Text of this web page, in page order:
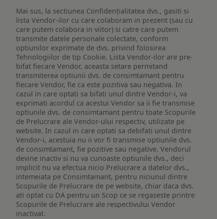
Mai sus, la sectiunea Confidențialitatea dvs., gasiti si
lista Vendor-ilor cu care colaboram in prezent (sau cu
care putem colabora in viitor) si catre care putem
transmite datele personale colectate, conform
optiunilor exprimate de dvs. privind folosirea
Tehnologiilor de tip Cookie. Lista Vendor-ilor are pre-
bifat fiecare Vendor, aceasta setare permitand
transmiterea optiunii dvs. de consimtamant pentru
fiecare Vendor, fie ca este pozitiva sau negativa. In
cazul in care optati sa bifati unul dintre Vendor-i, va
exprimati acordul ca acestui Vendor sa ii fie transmise
optiunile dvs. de consimtamant pentru toate Scopurile
de Prelucrare ale Vendor-ului respectiv, utilizate pe
website. In cazul in care optati sa debifati unul dintre
Vendor-i, acestuia nu ii vor fi transmise optiunile dvs.
de consimtamant, fie pozitive sau negative. Vendorul
devine inactiv si nu va cunoaste optiunile dvs., deci
implicit nu va efectua nicio Prelucrare a datelor dvs.,
intemeiata pe Consimtamant, pentru niciunul dintre
Scopurile de Prelucrare de pe website, chiar daca dvs.
ati optat cu DA pentru un Scop ce se regaseste printre
Scopurile de Prelucrare ale respectivului Vendor
inactivat.